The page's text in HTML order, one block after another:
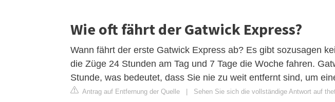
Wie oft fährt der Gatwick Express?
Wann fährt der erste Gatwick Express ab? Es gibt sozusagen
die Züge 24 Stunden am Tag und 7 Tage die Woche fahren.
Stunde, was bedeutet, dass Sie nie zu weit entfernt sind, um
Antrag auf Entfernung der Quelle Sehen Sie sich die vollständige Antwort auf